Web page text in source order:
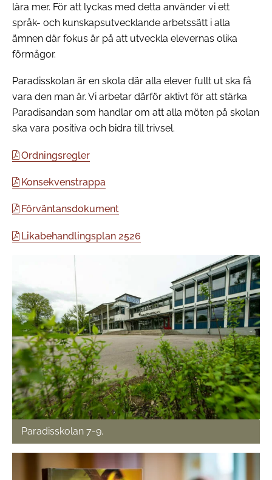
lära mer. För att lyckas med detta använder vi ett
språk- och kunskapsutvecklande arbetssätt i alla
ämnen där fokus är på att utveckla elevernas olika
förmågor.
Paradisskolan är en skola där alla elever fullt ut ska få
vara den man är. Vi arbetar därför aktivt för att stärka
Paradisandan som handlar om att alla möten på skolan
ska vara positiva och bidra till trivsel.
Ordningsregler
Konsekvenstrappa
Förväntansdokument
Likabehandlingsplan 2526
Paradisskolan 7-9.